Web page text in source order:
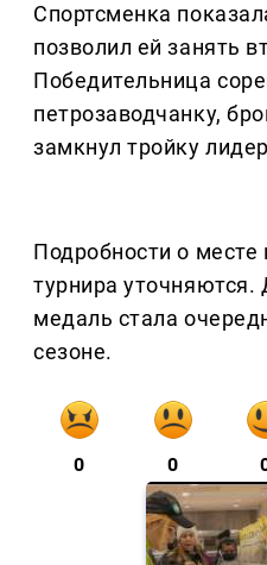
Спортсменка
позволил ей занять
Победительница
петрозаводчанку,
замкнул тройку
Подробности о месте
турнира уточняются.
медаль стала
сезоне.
0 0